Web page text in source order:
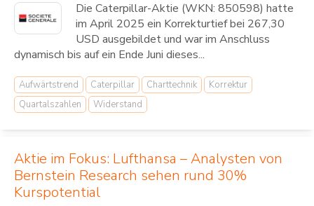
Die Caterpillar-Aktie (WKN: 850598) hatte
im April 2025 ein Korrekturtief bei 267,30
USD ausgebildet und war im Anschluss
dynamisch bis auf ein Ende Juni dieses...
Aufwärtstrend Caterpillar Charttechnik
Korrektur
Quartalszahlen
Widerstand
Aktie im Fokus: Lufthansa – Analysten von
Bernstein Research sehen rund 30%
Kurspotential